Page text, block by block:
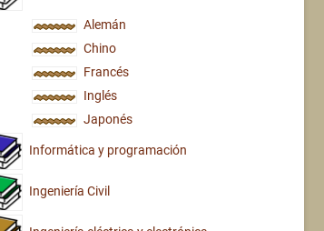
Alemán
Chino
Francés
Inglés
Japonés
Informática y programación
Ingeniería Civil